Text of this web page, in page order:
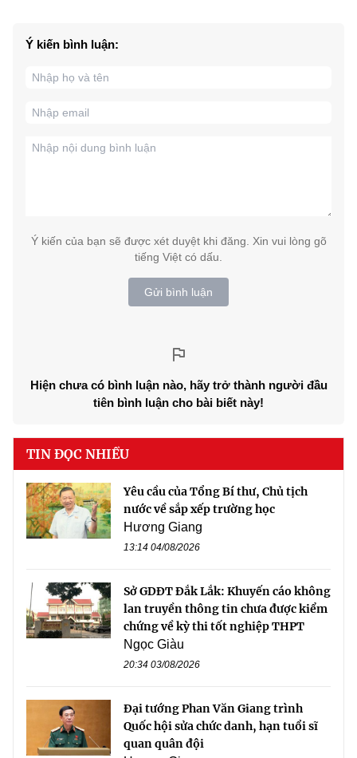
Ý kiến bình luận:
Ý kiến của bạn sẽ được xét duyệt khi đăng. Xin vui lòng gõ
tiếng Việt có dấu.
Gửi bình luận
Hiện chưa có bình luận nào, hãy trở thành người đầu
tiên bình luận cho bài biết này!
TIN ĐỌC NHIỀU
Yêu cầu của Tổng Bí thư, Chủ tịch
nước về sắp xếp trường học
Hương Giang
13:14 04/08/2026
Sở GDĐT Đắk Lắk: Khuyến cáo không
lan truyền thông tin chưa được kiểm
chứng về kỳ thi tốt nghiệp THPT
Ngọc Giàu
20:34 03/08/2026
Đại tướng Phan Văn Giang trình
Quốc hội sửa chức danh, hạn tuổi sĩ
quan quân đội